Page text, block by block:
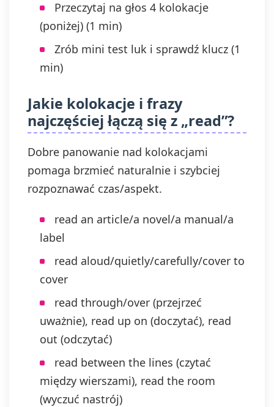
Przeczytaj na głos 4 kolokacje
(poniżej) (1 min)
Zrób mini test luk i sprawdź klucz (1
min)
Jakie kolokacje i frazy
najczęściej łączą się z „read”?
Dobre panowanie nad kolokacjami
pomaga brzmieć naturalnie i szybciej
rozpoznawać czas/aspekt.
read an article/a novel/a manual/a
label
read aloud/quietly/carefully/cover to
cover
read through/over (przejrzeć
uważnie), read up on (doczytać), read
out (odczytać)
read between the lines (czytać
między wierszami), read the room
(wyczuć nastrój)